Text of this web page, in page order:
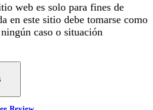
web es solo para fines de
en este sitio debe tomarse como
caso o situación